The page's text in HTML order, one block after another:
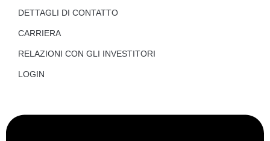
DETTAGLI DI CONTATTO
CARRIERA
RELAZIONI CON GLI INVESTITORI
LOGIN